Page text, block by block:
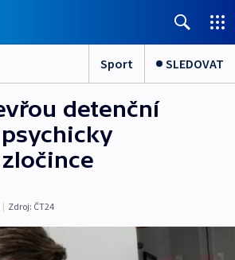
Sport SLEDOVAT
detenční
| Zdroj: ČT24